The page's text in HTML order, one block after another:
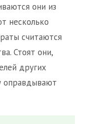
они из
несколько
считаются
Стоят они,
других
оправдывают